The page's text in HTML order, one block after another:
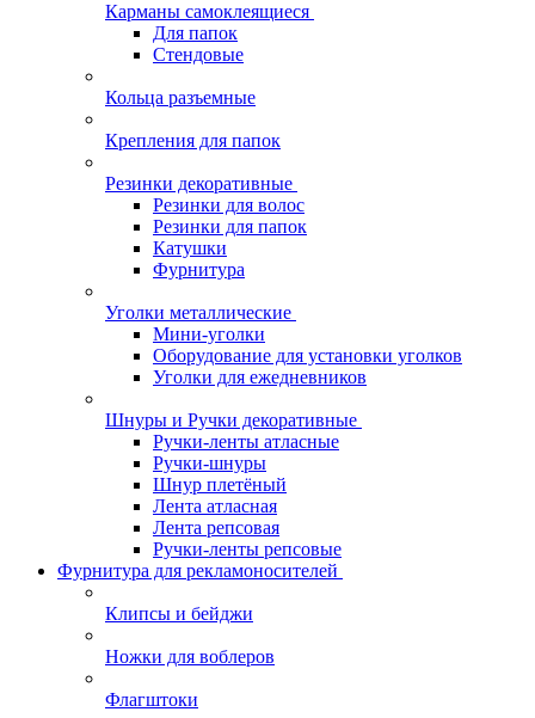
Карманы самоклеящиеся
Для папок
Стендовые
Кольца разъемные
Крепления для папок
Резинки декоративные
Резинки для волос
Резинки для папок
Катушки
Фурнитура
Уголки металлические
Мини-уголки
Оборудование для установки уголков
Уголки для ежедневников
Шнуры и Ручки декоративные
Ручки-ленты атласные
Ручки-шнуры
Шнур плетёный
Лента атласная
Лента репсовая
Ручки-ленты репсовые
Фурнитура для рекламоносителей
Клипсы и бeйджи
Ножки для воблеров
Флагштоки